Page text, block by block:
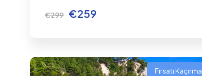
€299 €259
Fırsatı Kaçırma